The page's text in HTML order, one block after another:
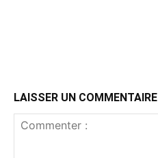
LAISSER UN COMMENTAIRE